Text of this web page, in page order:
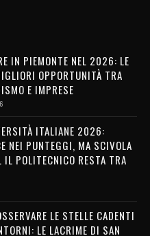
IN PIEMONTE NEL 2026: LE
OPPORTUNITÀ TRA
E IMPRESE
ITALIANE 2026:
NEI PUNTEGGI, MA SCIVOLA
POLITECNICO RESTA TRA
LE STELLE CADENTI
LE LACRIME DI SAN